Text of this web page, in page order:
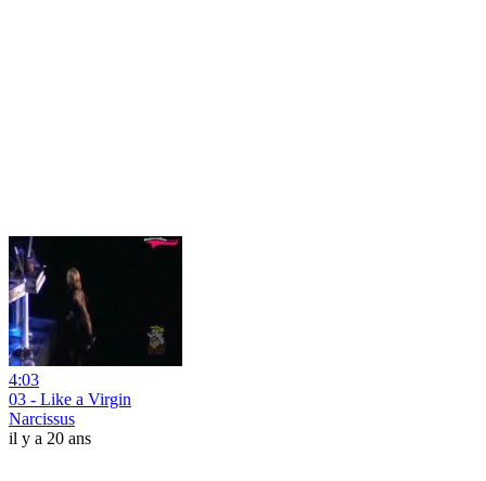
4:03
03 - Like a Virgin
Narcissus
il y a 20 ans